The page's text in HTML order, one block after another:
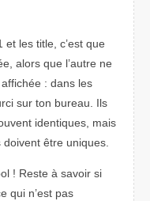
les title, c’est que
alors que l’autre ne
: dans les
sur ton bureau. Ils
identiques, mais
être uniques.
! Reste à savoir si
qui n’est pas